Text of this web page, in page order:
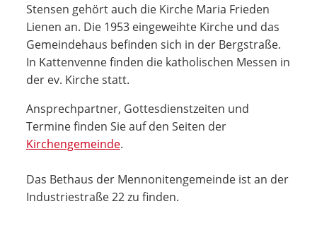
Stensen gehört auch die Kirche Maria Frieden
Lienen an. Die 1953 eingeweihte Kirche und das
Gemeindehaus befinden sich in der Bergstraße.
In Kattenvenne finden die katholischen Messen in
der ev. Kirche statt.
Ansprechpartner, Gottesdienstzeiten und
Termine finden Sie auf den Seiten der
Kirchengemeinde.
Das Bethaus der Mennonitengemeinde ist an der
Industriestraße 22 zu finden.